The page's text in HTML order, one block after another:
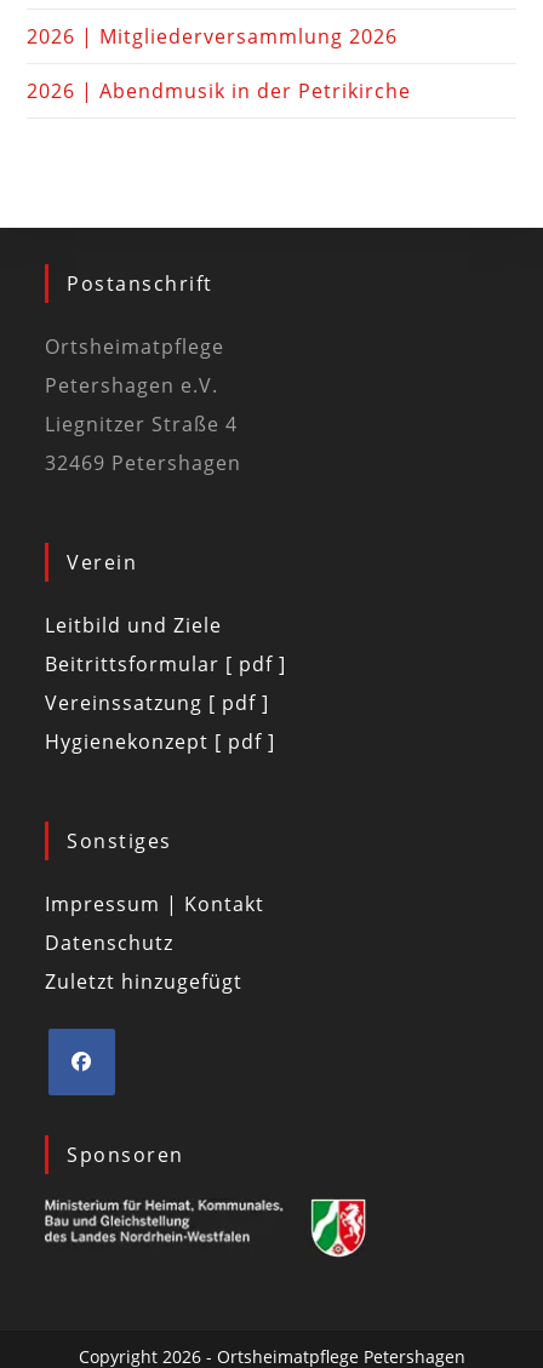
2026 | Mitgliederversammlung 2026
2026 | Abendmusik in der Petrikirche
Postanschrift
Ortsheimatpflege
Petershagen e.V.
Liegnitzer Straße 4
32469 Petershagen
Verein
Leitbild und Ziele
Beitrittsformular [ pdf ]
Vereinssatzung [ pdf ]
Hygienekonzept [ pdf ]
Sonstiges
Impressum | Kontakt
Datenschutz
Zuletzt hinzugefügt
Sponsoren
Copyright 2026 - Ortsheimatpflege Petershagen